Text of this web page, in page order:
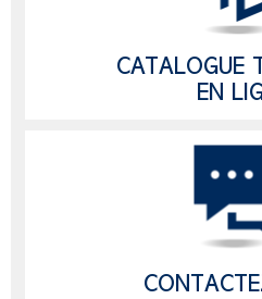
CATALOGUE
EN